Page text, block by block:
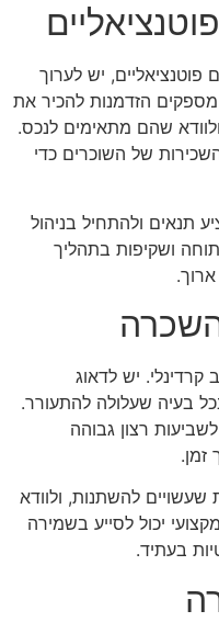
יש לערוך
מספקים הזדמנות להכיר את
שהם מתאימים לנכס.
של השוכרים כדי
תנאים ולהתחיל בניהול
ושקיפות בתהליך
יש לדאוג
בעיה שעלולה להתעורר.
רצון גבוהה
זמן.
שעשויים להשתנות, ולוודא
יכול לסייע בשמירה
בעתיד.